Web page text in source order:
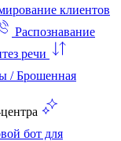
клиентов
Распознавание
речи
/ Брошенная
бот для